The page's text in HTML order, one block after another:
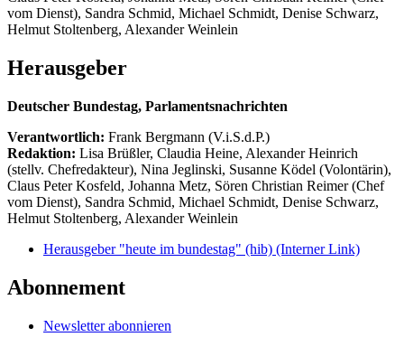
vom Dienst), Sandra Schmid, Michael Schmidt, Denise Schwarz,
Helmut Stoltenberg, Alexander Weinlein
Herausgeber
Deutscher Bundestag, Parlamentsnachrichten
Verantwortlich: Frank Bergmann (V.i.S.d.P.)
Redaktion: Lisa Brüßler, Claudia Heine, Alexander Heinrich
(stellv. Chefredakteur), Nina Jeglinski, Susanne Ködel (Volontärin),
Claus Peter Kosfeld, Johanna Metz, Sören Christian Reimer (Chef
vom Dienst), Sandra Schmid, Michael Schmidt, Denise Schwarz,
Helmut Stoltenberg, Alexander Weinlein
Herausgeber "heute im bundestag" (hib) (Interner Link)
Abonnement
Newsletter abonnieren